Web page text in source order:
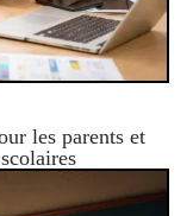
les parents et